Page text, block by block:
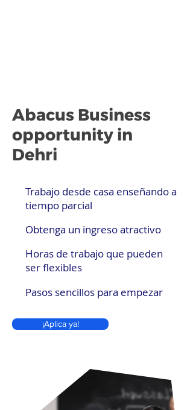
Abacus Business
opportunity in
Dehri
Trabajo desde casa enseñando a
tiempo parcial
Obtenga un ingreso atractivo
Horas de trabajo que pueden
ser flexibles
Pasos sencillos para empezar
¡Aplica ya!